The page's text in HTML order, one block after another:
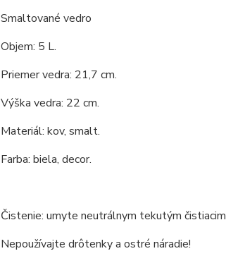
Smaltované vedro
Objem: 5 L.
Priemer vedra: 21,7 cm.
Výška vedra: 22 cm.
Materiál: kov, smalt.
Farba: biela, decor.
Čistenie: umyte neutrálnym tekutým
Nepoužívajte drôtenky a ostré náradie!